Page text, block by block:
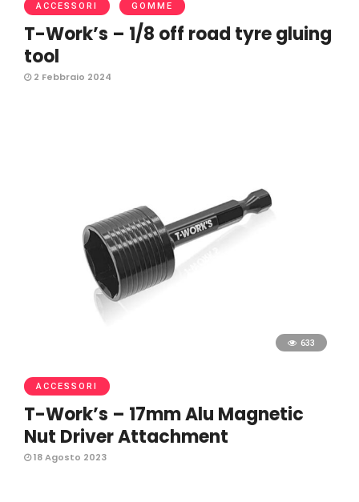
ACCESSORI GOMME
T-Work’s – 1/8 off road tyre gluing
tool
2 Febbraio 2024
633
ACCESSORI
T-Work’s – 17mm Alu Magnetic
Nut Driver Attachment
18 Agosto 2023